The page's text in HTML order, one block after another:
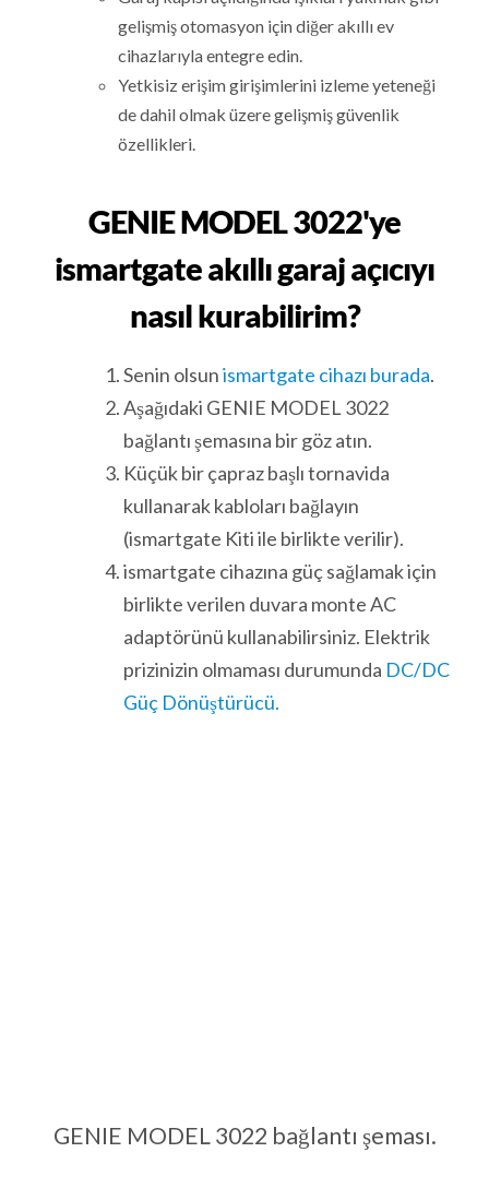
gelişmiş otomasyon için diğer akıllı ev
cihazlarıyla entegre edin.
Yetkisiz erişim girişimlerini izleme yeteneği
de dahil olmak üzere gelişmiş güvenlik
özellikleri.
GENIE MODEL 3022'ye
ismartgate akıllı garaj açıcıyı
nasıl kurabilirim?
Senin olsunismartgate cihazı burada.
Aşağıdaki GENIE MODEL 3022
bağlantı şemasına bir göz atın.
Küçük bir çapraz başlı tornavida
kullanarak kabloları bağlayın
(ismartgate Kiti ile birlikte verilir).
ismartgate cihazına güç sağlamak için
birlikte verilen duvara monte AC
adaptörünü kullanabilirsiniz. Elektrik
prizinizin olmaması durumunda DC/DC
Güç Dönüştürücü.
GENIE MODEL 3022 bağlantı şeması.